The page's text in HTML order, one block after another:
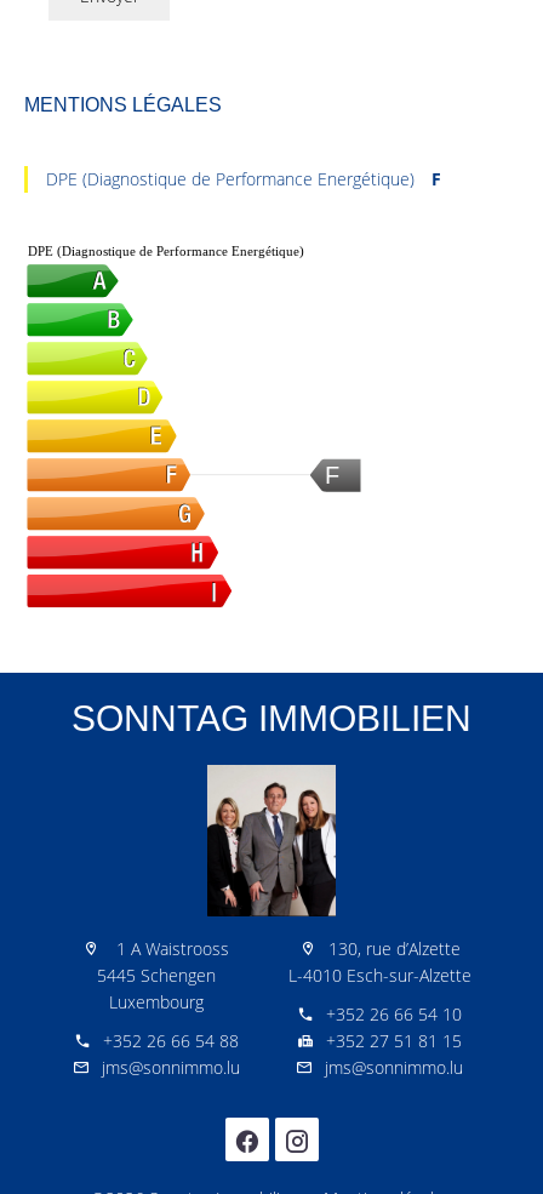
MENTIONS LÉGALES
DPE (Diagnostique de Performance Energétique) F
F
DPE (Diagnostique de Performance Energétique)
SONNTAG IMMOBILIEN
1 A Waistrooss
5445 Schengen
Luxembourg
+352 26 66 54 88
jms@sonnimmo.lu
130, rue d’Alzette
L-4010 Esch-sur-Alzette
+352 26 66 54 10
+352 27 51 81 15
jms@sonnimmo.lu